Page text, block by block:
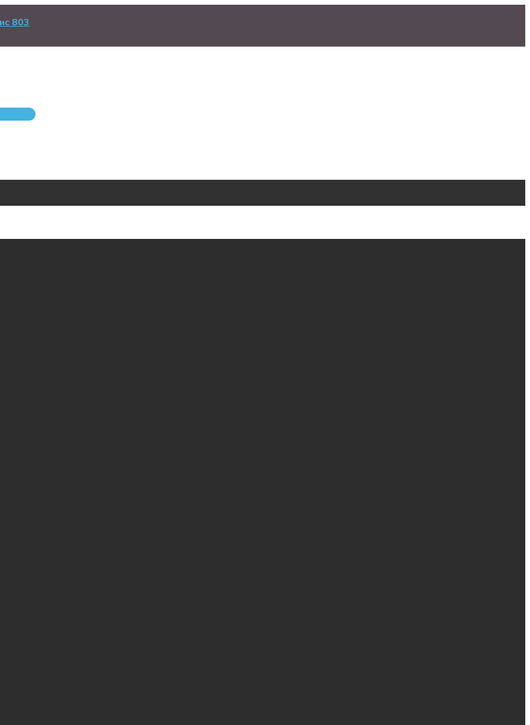
803